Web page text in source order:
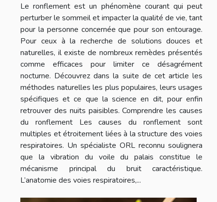
Le ronflement est un phénomène courant qui peut
perturber le sommeil et impacter la qualité de vie, tant
pour la personne concernée que pour son entourage.
Pour ceux à la recherche de solutions douces et
naturelles, il existe de nombreux remèdes présentés
comme efficaces pour limiter ce désagrément
nocturne. Découvrez dans la suite de cet article les
méthodes naturelles les plus populaires, leurs usages
spécifiques et ce que la science en dit, pour enfin
retrouver des nuits paisibles. Comprendre les causes
du ronflement Les causes du ronflement sont
multiples et étroitement liées à la structure des voies
respiratoires. Un spécialiste ORL reconnu soulignera
que la vibration du voile du palais constitue le
mécanisme principal du bruit caractéristique.
L’anatomie des voies respiratoires,...